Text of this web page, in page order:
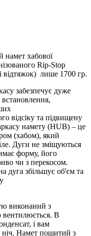
намет хабової
Rip-Stop
відтяжок) лише 1700 гр.
забезпечує дуже
встановлення,
відсіку та підвищену
намету (HUB) – це
(хабом), який
Дуги не зміщуються
форму, його
чи з перекосом.
дуга збільшує об'єм та
виконаний з
вентилюється. В
і вам
ніч. Намет пошитий з